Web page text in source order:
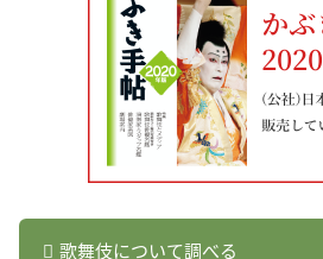
歌舞伎について調べる